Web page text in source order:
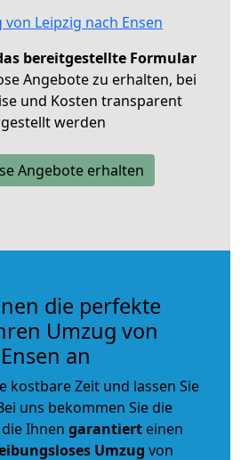
Leipzig nach Ensen
bereitgestellte Formular
Angebote zu erhalten, bei
und Kosten transparent
werden
Angebote erhalten
die perfekte
Umzug von
an
kostbare Zeit und lassen Sie
uns bekommen Sie die
die Ihnen garantiert einen
Umzug von